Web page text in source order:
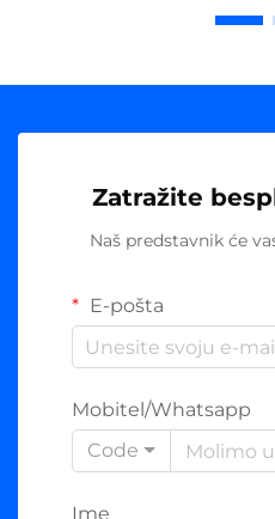
Zatražite
Naš predstavnik će
E-pošta
Mobitel/Whatsapp
Code
Ime